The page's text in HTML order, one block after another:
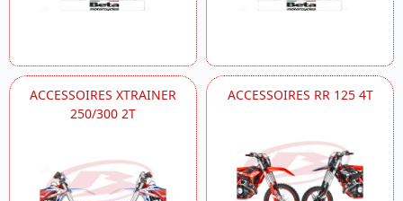
ACCESSOIRES XTRAINER
250/300 2T
ACCESSOIRES RR 125 4T